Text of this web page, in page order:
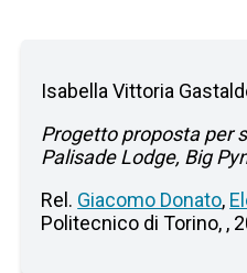
Isabella Vittoria
Progetto proposta per
Palisade Lodge, Big
Rel. Giacomo Donato,
Politecnico di Torino, ,